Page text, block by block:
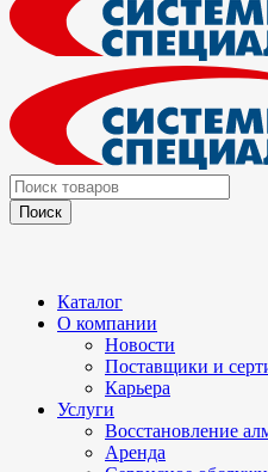
Каталог
О компании
Новости
Поставщики и
Карьера
Услуги
Восстановление
Аренда